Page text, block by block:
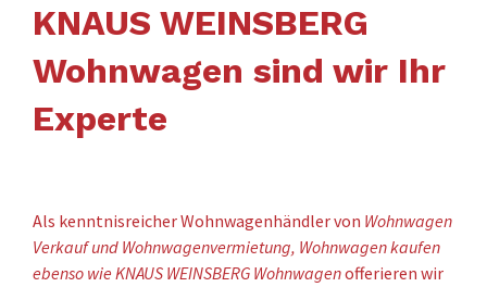
KNAUS WEINSBERG
Wohnwagen sind wir Ihr
Experte
Als kenntnisreicher Wohnwagenhändler von Wohnwagen
Verkauf und Wohnwagenvermietung, Wohnwagen kaufen
ebenso wie KNAUS WEINSBERG Wohnwagenofferieren wir